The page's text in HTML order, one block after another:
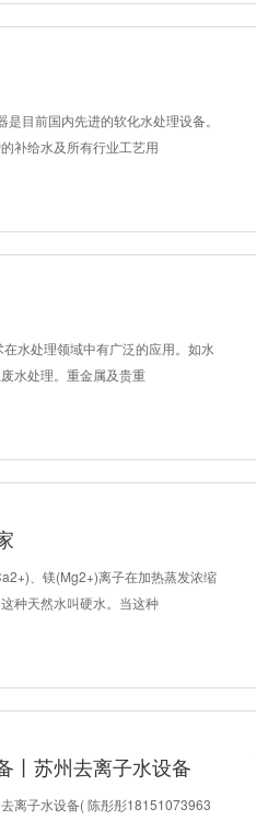
目前国内先进的软化水处理设备。
补给水及所有行业工艺用
水处理领域中有广泛的应用。如水
水处理。重金属及贵重
、镁(Mg2+)离子在加热蒸发浓缩
种天然水叫硬水。当这种
丨苏州去离子水设备
离子水设备( 陈彤彤18151073963